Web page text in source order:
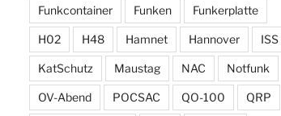
Funkcontainer Funken Funkerplatte
H02 H48 Hamnet Hannover ISS
KatSchutz Maustag NAC Notfunk
OV-Abend POCSAC QO-100 QRP